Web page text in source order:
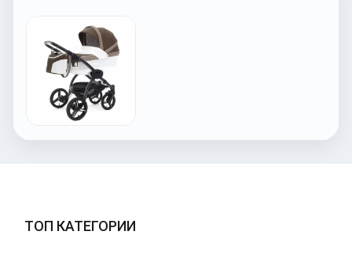
ТОП КАТЕГОРИИ